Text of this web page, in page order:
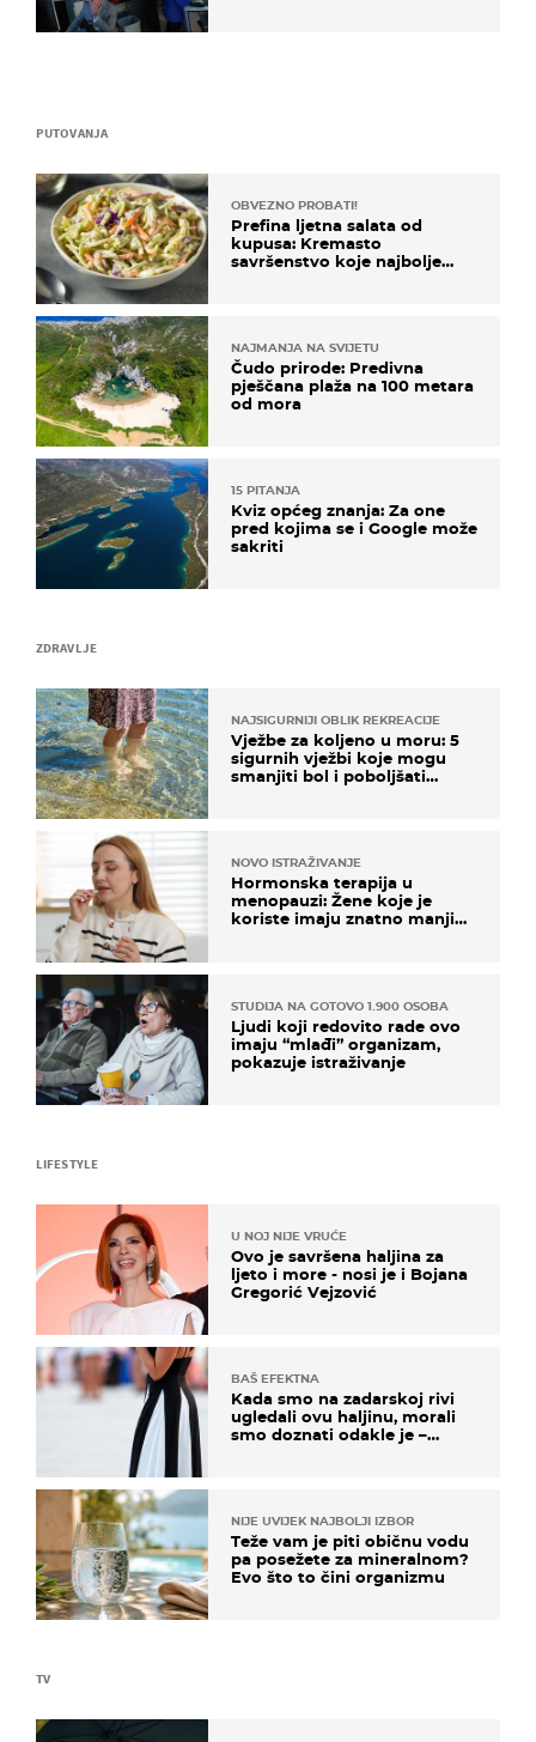
ZDRAVLJE
NAJSIGURNIJI OBLIK REKREACIJE
Vježbe za koljeno u moru: 5
sigurnih vježbi koje mogu
smanjiti bol i poboljšati
NOVO ISTRAŽIVANJE
Hormonska terapija u
menopauzi: Žene koje je
koriste imaju znatno manji
STUDIJA NA GOTOVO 1.900 OSOBA
Ljudi koji redovito rade ovo
imaju “mlađi” organizam,
pokazuje istraživanje
TV
PUTOVANJA
OBVEZNO PROBATI!
Prefina ljetna salata od
kupusa: Kremasto
savršenstvo koje najbolje
NAJMANJA NA SVIJETU
Čudo prirode: Predivna
pješčana plaža na 100 metara
od mora
15 PITANJA
Kviz općeg znanja: Za one
pred kojima se i Google može
sakriti
LIFESTYLE
U NOJ NIJE VRUĆE
Ovo je savršena haljina za
ljeto i more - nosi je i Bojana
Gregorić Vejzović
BAŠ EFEKTNA
Kada smo na zadarskoj rivi
ugledali ovu haljinu, morali
smo doznati odakle je –
NIJE UVIJEK NAJBOLJI IZBOR
Teže vam je piti običnu vodu
pa posežete za mineralnom?
Evo što to čini organizmu